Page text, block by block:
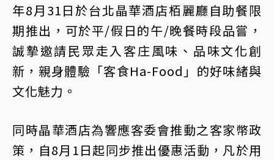
年8月31日於台北晶華酒店栢麗廳自助餐限
期推出，可於平/假日的午/晚餐時段品嘗，
誠摯邀請民眾走入客庄風味、品味文化創
新，親身體驗「客食Ha-Food」的好味緒與
文化魅力。
同時晶華酒店為響應客委會推動之客家幣政
策，自8月1日起同步推出優惠活動，凡於用